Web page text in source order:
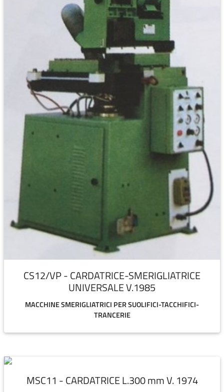
CS12/VP - CARDATRICE-SMERIGLIATRICE
UNIVERSALE V.1985
MACCHINE SMERIGLIATRICI PER SUOLIFICI-TACCHIFICI-
TRANCERIE
MSC11 - CARDATRICE L.300 mm V. 1974